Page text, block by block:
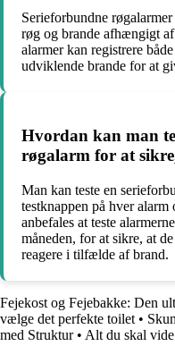
Serieforbundne
røg og brande afhængigt
alarmer kan registrere
udviklende brande for at
Hvordan kan man
røgalarm for at
Man kan teste en
testknappen på hver
anbefales at teste
måneden, for at sikre, at
reagere i tilfælde af brand.
Fejekost og Fejebakke: Den
vælge det perfekte toilet •
med Struktur• Alt du skal